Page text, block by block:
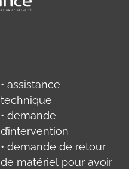
• assistance
technique
• demande
d’intervention
• demande de retour
de matériel pour avoir